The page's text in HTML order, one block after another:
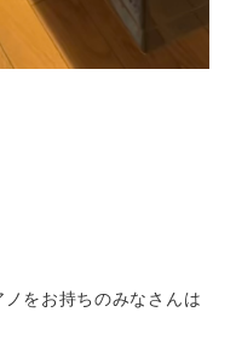
をお持ちのみなさんは